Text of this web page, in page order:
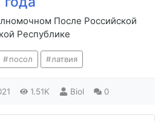
После Российской
Республике
посол латвия
1.51K Biol 0